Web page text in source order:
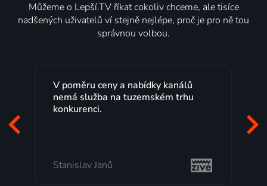
Můžeme o Lepší.TV říkat cokoliv chceme, ale tisíce
nadšených uživatelů ví stejně nejlépe, proč je pro ně tou
správnou volbou.
Lepší.TV sleduji už několik let s
maximální spokojeností. Velký výběr
programů a nemuset běžet k TV na
Milada Tomešová